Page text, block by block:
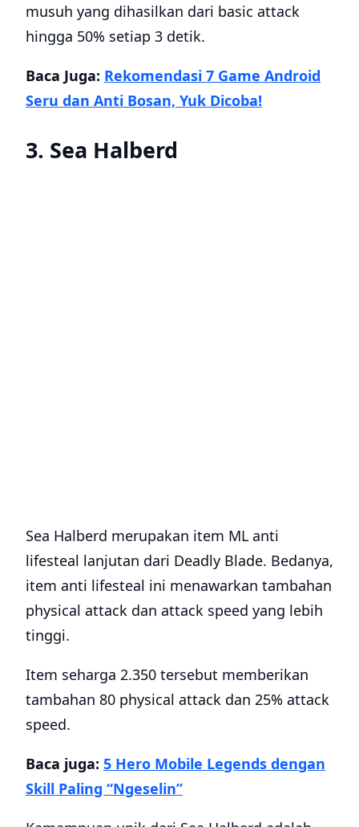
musuh yang dihasilkan dari basic attack
hingga 50% setiap 3 detik.
Baca Juga: Rekomendasi 7 Game Android
Seru dan Anti Bosan, Yuk Dicoba!
3. Sea Halberd
Sea Halberd merupakan item ML anti
lifesteal lanjutan dari Deadly Blade. Bedanya,
item anti lifesteal ini menawarkan tambahan
physical attack dan attack speed yang lebih
tinggi.
Item seharga 2.350 tersebut memberikan
tambahan 80 physical attack dan 25% attack
speed.
Baca juga: 5 Hero Mobile Legends dengan
Skill Paling “Ngeselin”